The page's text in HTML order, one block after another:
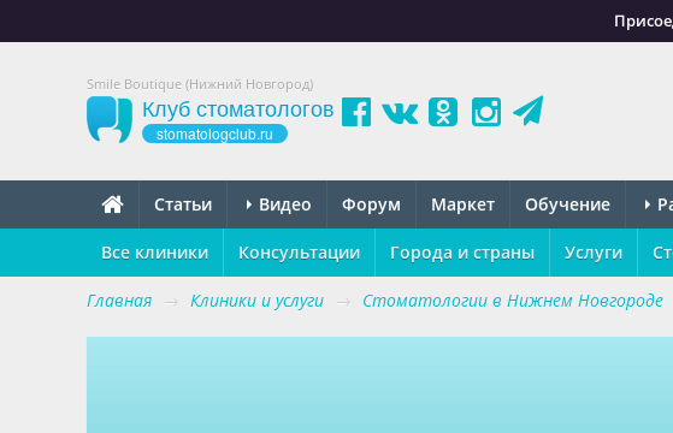
Smile Boutique (Нижний Новгород)
Клуб стоматологов
stomatologclub.ru
Статьи Видео Форум Маркет Обучение
Все клиники Консультации Города и страны Услуги
Главная → Клиники и услуги → Стоматологии в Нижнем Новгороде